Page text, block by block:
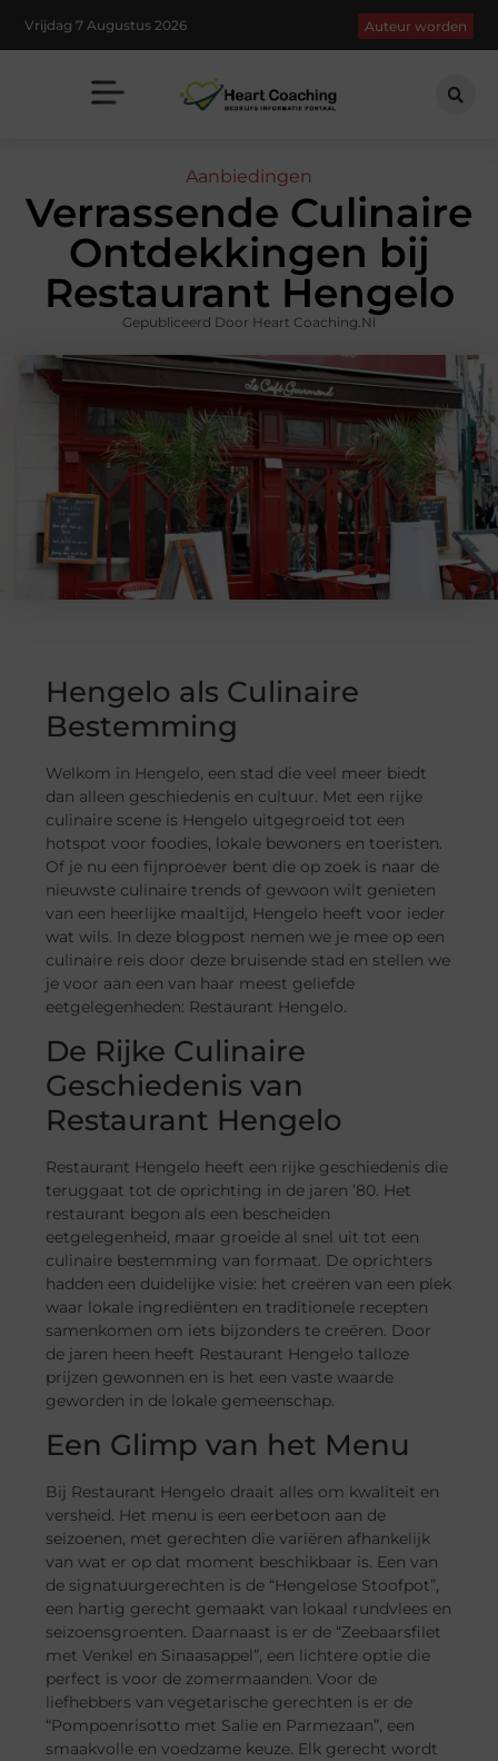
Vrijdag 7 Augustus 2026 Auteur worden
Aanbiedingen
Verrassende Culinaire
Ontdekkingen bij
Restaurant Hengelo
Gepubliceerd Door Heart Coaching.nl
Hengelo als Culinaire
Bestemming
Welkom in Hengelo, een stad die veel meer biedt
dan alleen geschiedenis en cultuur. Met een rijke
culinaire scene is Hengelo uitgegroeid tot een
hotspot voor foodies, lokale bewoners en toeristen.
Of je nu een fijnproever bent die op zoek is naar de
nieuwste culinaire trends of gewoon wilt genieten
van een heerlijke maaltijd, Hengelo heeft voor ieder
wat wils. In deze blogpost nemen we je mee op een
culinaire reis door deze bruisende stad en stellen we
je voor aan een van haar meest geliefde
eetgelegenheden: Restaurant Hengelo.
De Rijke Culinaire
Geschiedenis van
Restaurant Hengelo
Restaurant Hengelo heeft een rijke geschiedenis die
teruggaat tot de oprichting in de jaren ’80. Het
restaurant begon als een bescheiden
eetgelegenheid, maar groeide al snel uit tot een
culinaire bestemming van formaat. De oprichters
hadden een duidelijke visie: het creëren van een plek
waar lokale ingrediënten en traditionele recepten
samenkomen om iets bijzonders te creëren. Door
de jaren heen heeft Restaurant Hengelo talloze
prijzen gewonnen en is het een vaste waarde
geworden in de lokale gemeenschap.
Een Glimp van het Menu
Bij Restaurant Hengelo draait alles om kwaliteit en
versheid. Het menu is een eerbetoon aan de
seizoenen, met gerechten die variëren afhankelijk
van wat er op dat moment beschikbaar is. Een van
de signatuurgerechten is de “Hengelose Stoofpot”,
een hartig gerecht gemaakt van lokaal rundvlees en
seizoensgroenten. Daarnaast is er de “Zeebaarsfilet
met Venkel en Sinaasappel”, een lichtere optie die
perfect is voor de zomermaanden. Voor de
liefhebbers van vegetarische gerechten is er de
“Pompoenrisotto met Salie en Parmezaan”, een
smaakvolle en voedzame keuze. Elk gerecht wordt